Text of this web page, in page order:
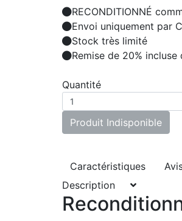
RECONDITIONNÉ
Envoi uniquement par
Stock très limité
Remise de 20%
Quantité
Produit Indisponible
Caractéristiques
Description